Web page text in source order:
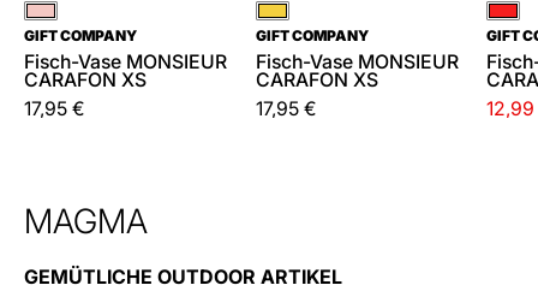
Rosa
GIFT COMPANY
Fisch-Vase MONSIEUR
CARAFON XS
17,95 €
Gelb
GIFT COMPANY
Fisch-Vase MONSIEUR
CARAFON XS
17,95 €
Rot
GIFT
MAGMA
GEMÜTLICHE OUTDOOR ARTIKEL